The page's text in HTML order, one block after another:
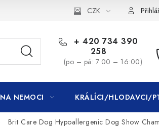
CZK
+ 420 734 390
258
(po – pá: 7:00 – 16:00)
NA NEMOCI KRÁLÍCI/HLODAVCI/
Brit Care Dog Hypoallergenic Dog Show